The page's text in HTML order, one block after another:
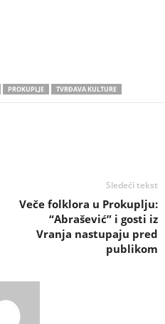
PROKUPLJE TVRĐAVA KULTURE
Sledeći tekst
Veče folklora u Prokuplju:
“Abrašević” i gosti iz
Vranja nastupaju pred
publikom